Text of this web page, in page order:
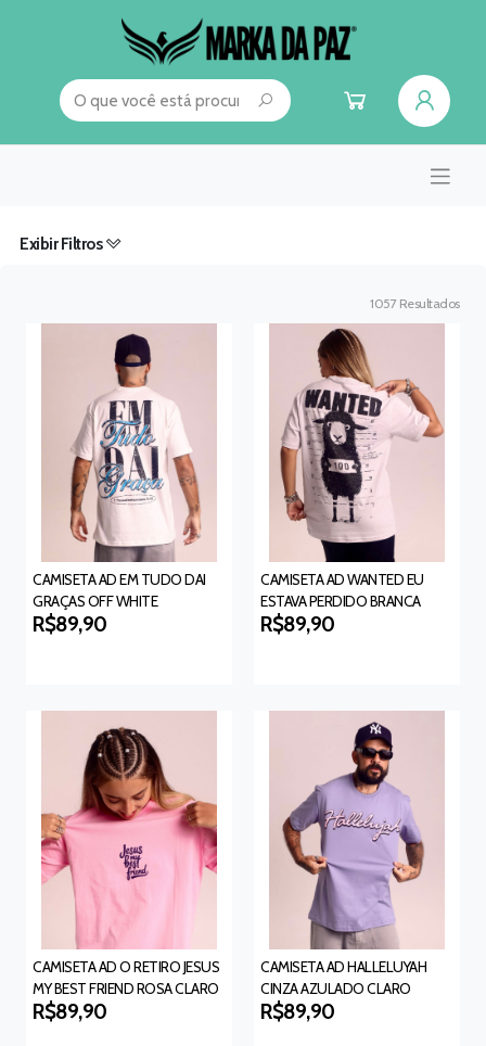
Exibir Filtros
1057 Resultados
CAMISETA AD EM TUDO DAI
GRAÇAS OFF WHITE
R$89,90
CAMISETA AD WANTED EU
ESTAVA PERDIDO BRANCA
R$89,90
CAMISETA AD O RETIRO JESUS
MY BEST FRIEND ROSA CLARO
R$89,90
CAMISETA AD HALLELUYAH
CINZA AZULADO CLARO
R$89,90